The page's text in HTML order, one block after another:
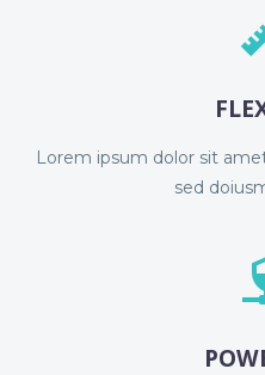
Lorem ipsum dolor sit
sed